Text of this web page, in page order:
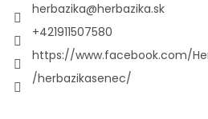
herbazika@herbazika.sk
+421911507580
https://www.facebook.com/
/herbazikasenec/